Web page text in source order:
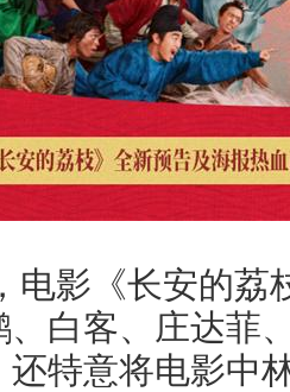
电影《长安的荔
、白客、庄达菲
特意将电影中